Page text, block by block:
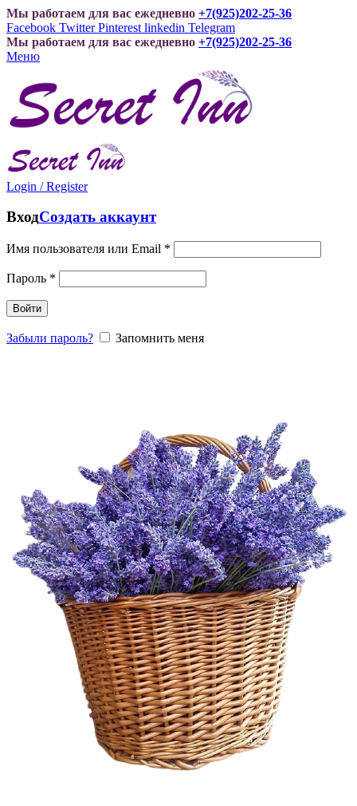
Мы работаем для вас ежедневно +7(925)202-25-36
Facebook Twitter Pinterest linkedin Telegram
Мы работаем для вас ежедневно +7(925)202-25-36
Меню
Login / Register
ВходСоздать аккаунт
Имя пользователя или Email *
Пароль *
Войти
Забыли пароль? Запомнить меня